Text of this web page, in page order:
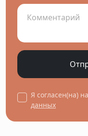
Я согласен(на)
данных